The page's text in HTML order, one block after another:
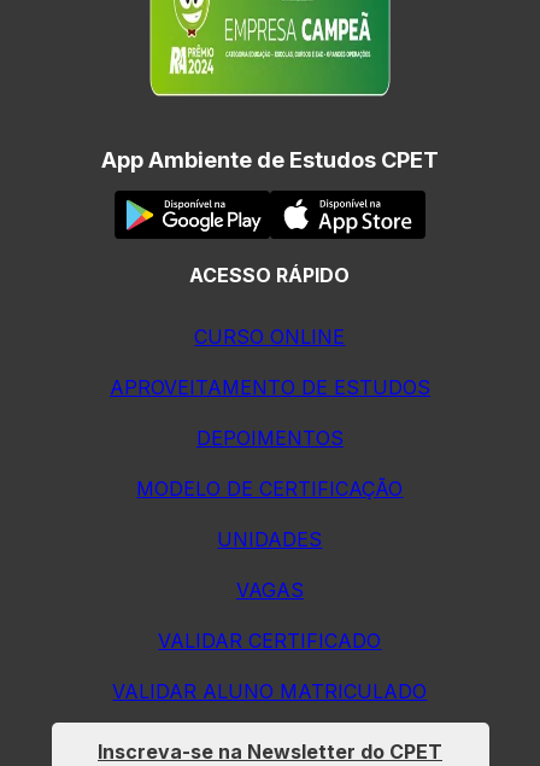
App Ambiente de Estudos CPET
ACESSO RÁPIDO
CURSO ONLINE
APROVEITAMENTO DE ESTUDOS
DEPOIMENTOS
MODELO DE CERTIFICAÇÃO
UNIDADES
VAGAS
VALIDAR CERTIFICADO
VALIDAR ALUNO MATRICULADO
Inscreva-se na Newsletter do CPET